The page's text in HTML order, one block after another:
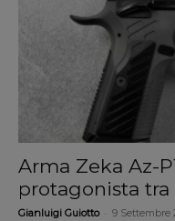
Arma Zeka Az-
protagonista
Gianluigi Guiotto 9 Settembre